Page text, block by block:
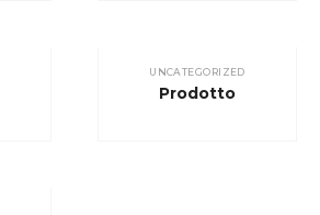
UNCATEGORIZED
Prodotto